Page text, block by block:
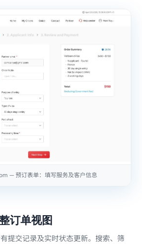
— 预订表单：填写服务及客户信息
订单视图
提交记录及实时状态更新。搜索、筛